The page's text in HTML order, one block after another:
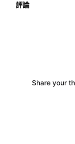
評論
Share your